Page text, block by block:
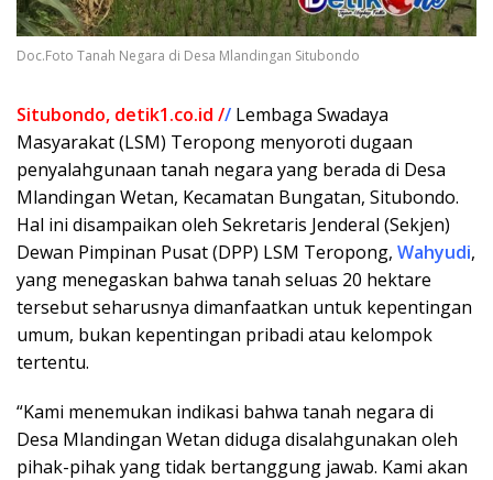
Doc.Foto Tanah Negara di Desa Mlandingan Situbondo
Situbondo, detik1.co.id // Lembaga Swadaya
Masyarakat (LSM) Teropong menyoroti dugaan
penyalahgunaan tanah negara yang berada di Desa
Mlandingan Wetan, Kecamatan Bungatan, Situbondo.
Hal ini disampaikan oleh Sekretaris Jenderal (Sekjen)
Dewan Pimpinan Pusat (DPP) LSM Teropong, Wahyudi,
yang menegaskan bahwa tanah seluas 20 hektare
tersebut seharusnya dimanfaatkan untuk kepentingan
umum, bukan kepentingan pribadi atau kelompok
tertentu.
“Kami menemukan indikasi bahwa tanah negara di
Desa Mlandingan Wetan diduga disalahgunakan oleh
pihak-pihak yang tidak bertanggung jawab. Kami akan